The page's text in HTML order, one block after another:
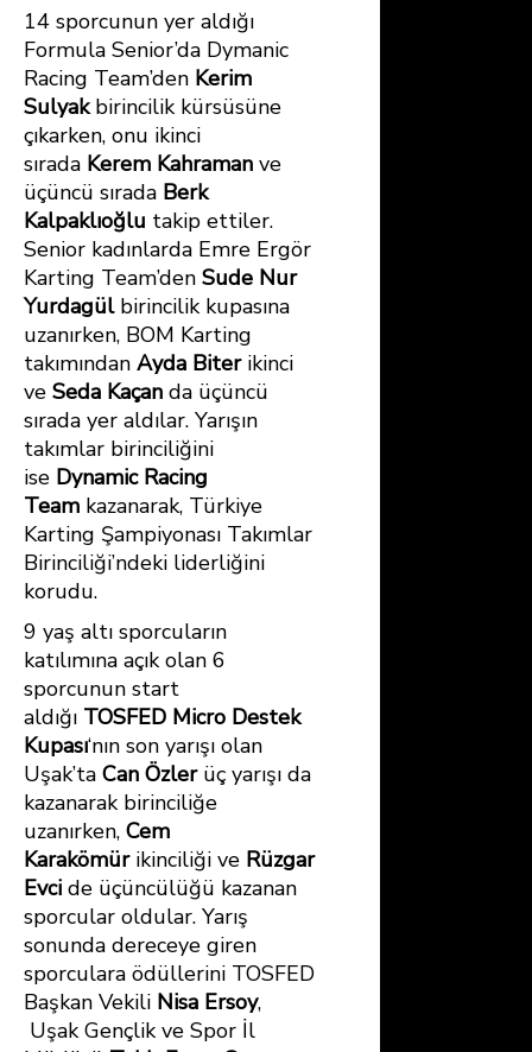
14 sporcunun yer aldığı
Formula Senior’da Dymanic
Racing Team’den Kerim
Sulyakbirincilik kürsüsüne
çıkarken, onu ikinci
sırada Kerem Kahraman ve
üçüncü sırada Berk
Kalpaklıoğlu takip ettiler.
Senior kadınlarda Emre Ergör
Karting Team’den Sude Nur
Yurdagül birincilik kupasına
uzanırken, BOM Karting
takımından Ayda Biterikinci
ve Seda Kaçan da üçüncü
sırada yer aldılar. Yarışın
takımlar birinciliğini
ise Dynamic Racing
Team kazanarak, Türkiye
Karting Şampiyonası Takımlar
Birinciliği’ndeki liderliğini
korudu.
9 yaş altı sporcuların
katılımına açık olan 6
sporcunun start
aldığı TOSFED Micro Destek
Kupası‘nın son yarışı olan
Uşak’ta Can Özler üç yarışı da
kazanarak birinciliğe
uzanırken, Cem
Karakömürikinciliği ve Rüzgar
Evci de üçüncülüğü kazanan
sporcular oldular. Yarış
sonunda dereceye giren
sporculara ödüllerini TOSFED
Başkan Vekili Nisa Ersoy,
Uşak Gençlik ve Spor İl